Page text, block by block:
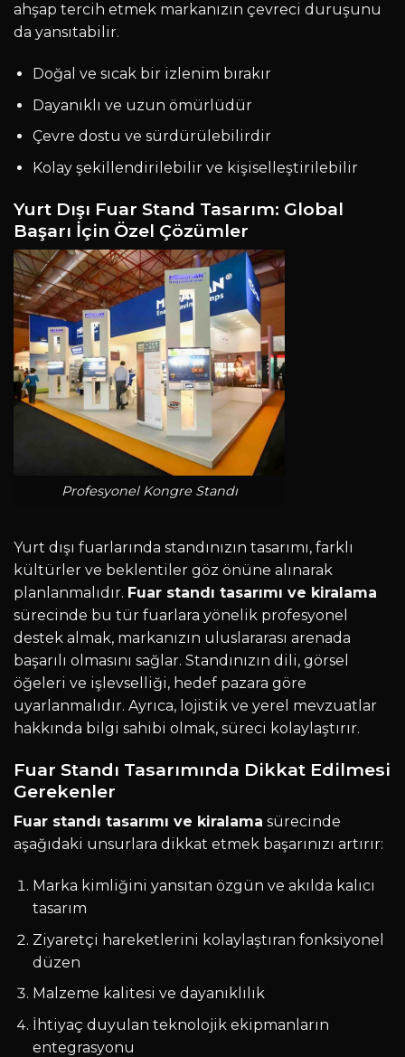
ahşap tercih etmek markanızın çevreci duruşunu
da yansıtabilir.
Doğal ve sıcak bir izlenim bırakır
Dayanıklı ve uzun ömürlüdür
Çevre dostu ve sürdürülebilirdir
Kolay şekillendirilebilir ve kişiselleştirilebilir
Yurt Dışı Fuar Stand Tasarım: Global
Başarı İçin Özel Çözümler
Profesyonel Kongre Standı
Yurt dışı fuarlarında standınızın tasarımı, farklı
kültürler ve beklentiler göz önüne alınarak
planlanmalıdır. Fuar standı tasarımı ve kiralama
sürecinde bu tür fuarlara yönelik profesyonel
destek almak, markanızın uluslararası arenada
başarılı olmasını sağlar. Standınızın dili, görsel
öğeleri ve işlevselliği, hedef pazara göre
uyarlanmalıdır. Ayrıca, lojistik ve yerel mevzuatlar
hakkında bilgi sahibi olmak, süreci kolaylaştırır.
Fuar Standı Tasarımında Dikkat Edilmesi
Gerekenler
Fuar standı tasarımı ve kiralama sürecinde
aşağıdaki unsurlara dikkat etmek başarınızı artırır:
Marka kimliğini yansıtan özgün ve akılda kalıcı
tasarım
Ziyaretçi hareketlerini kolaylaştıran fonksiyonel
düzen
Malzeme kalitesi ve dayanıklılık
İhtiyaç duyulan teknolojik ekipmanların
entegrasyonu